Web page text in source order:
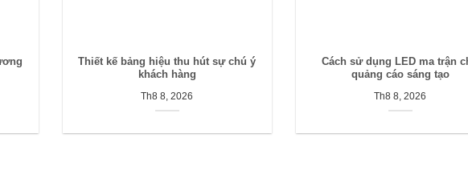
Thiết kế bảng hiệu thu hút sự chú ý
khách hàng
Th8 8, 2026
Cách sử dụng LED ma trận
quảng cáo sáng tạo
Th8 8, 2026